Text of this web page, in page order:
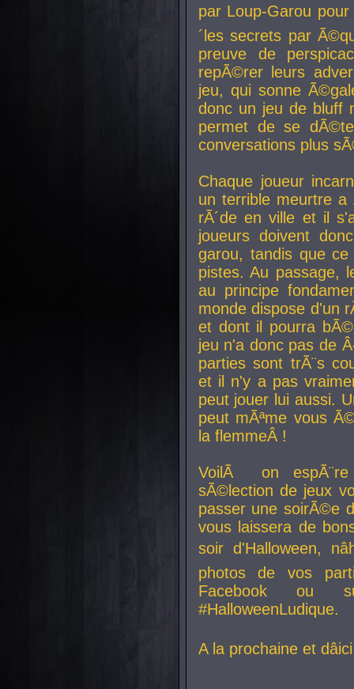
par Loup-Garou
´les secrets par
preuve de
repÃ©rer leurs
jeu, qui sonne
donc un jeu de bluff
permet de se
conversations plus
Chaque joueur
un terrible meurtre
rÃ´de en ville et il
joueurs doivent
garou, tandis que
pistes. Au passage,
au principe
monde dispose d'un
et dont il pourra
jeu n'a donc pas de
parties sont trÃ¨s
et il n'y a pas
peut jouer lui aussi.
peut mÃªme vous
la flemmeÂ !
VoilÃ on
sÃ©lection de jeux
passer une soirÃ©e
vous laissera de
soir d'Halloween,
photos de vos
Facebook ou
#HalloweenLudique.
A la prochaine et